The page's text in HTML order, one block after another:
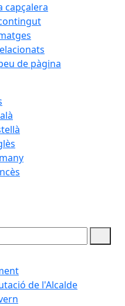
capçalera
de pàgina
de l'Alcalde